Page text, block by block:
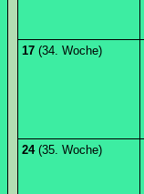
17 (34. Woche)
24(35. Woche)